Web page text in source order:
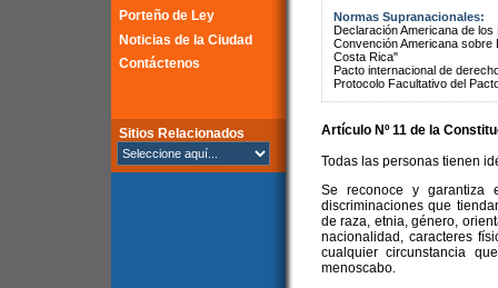
Porteño de Ley
Noticias de la Ciudad
Contáctenos
Sitios Relacionados
Normas Supranacionales:
Declaración Americana de
Convención Americana
Costa Rica"
Pacto internacional de
Protocolo Facultativo del
Artículo Nº 11 de la
Todas las personas tienen
Se reconoce y garantiza
discriminaciones que
de raza, etnia, género,
nacionalidad, caracteres
cualquier circunstancia
menoscabo.